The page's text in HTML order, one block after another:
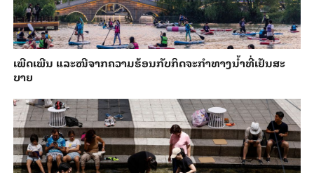
ເພີດ​ເພີນ ແລະ​ໜີ​ຈາກ​ຄວາມ​ຮ້ອນ​ກັບ​ກິດ​ຈະ​ກຳ​ທາງ​ນ້ຳ​​ທີ່​ເຢັນ​ສະ​
ບາຍ